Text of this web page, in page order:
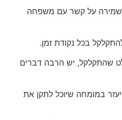
על קשר עם משפחה
בכל נקודת זמן.
שהתקלקל, יש הרבה דברים
במומחה שיוכל לתקן את